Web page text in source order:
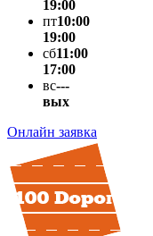
19:00
пт10:00
19:00
сб11:00
17:00
вс---
вых
Онлайн заявка